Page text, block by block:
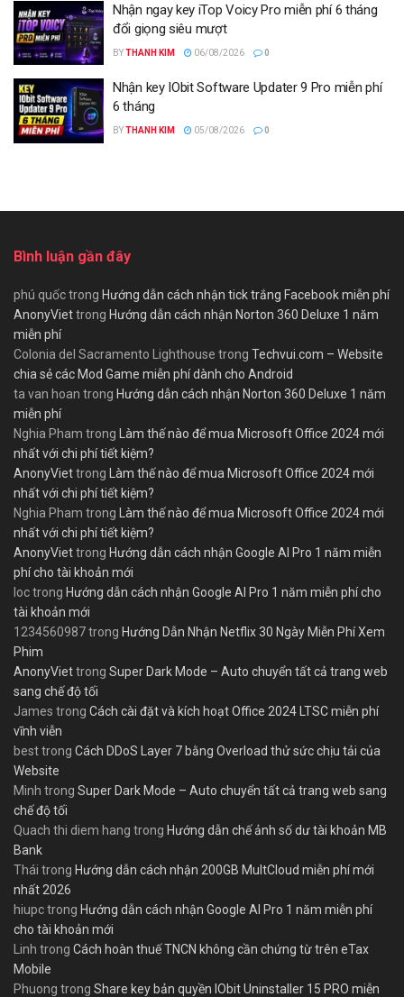
Nhận ngay key iTop Voicy Pro miễn phí 6 tháng
đổi giọng siêu mượt
BYTHANH KIM 06/08/2026 0
Nhận key IObit Software Updater 9 Pro miễn phí
6 tháng
BYTHANH KIM 05/08/2026 0
Bình luận gần đây
phú quốctrong Hướng dẫn cách nhận tick trắng Facebook miễn phí
AnonyViettrong Hướng dẫn cách nhận Norton 360 Deluxe 1 năm
miễn phí
Colonia del Sacramento Lighthouse trong Techvui.com – Website
chia sẻ các Mod Game miễn phí dành cho Android
ta van hoan trong Hướng dẫn cách nhận Norton 360 Deluxe 1 năm
miễn phí
Nghia Pham trong Làm thế nào để mua Microsoft Office 2024 mới
nhất với chi phí tiết kiệm?
AnonyViettrong Làm thế nào để mua Microsoft Office 2024 mới
nhất với chi phí tiết kiệm?
Nghia Pham trong Làm thế nào để mua Microsoft Office 2024 mới
nhất với chi phí tiết kiệm?
AnonyViettrong Hướng dẫn cách nhận Google AI Pro 1 năm miễn
phí cho tài khoản mới
loctrong Hướng dẫn cách nhận Google AI Pro 1 năm miễn phí cho
tài khoản mới
1234560987trong Hướng Dẫn Nhận Netflix 30 Ngày Miễn Phí Xem
Phim
AnonyViettrong Super Dark Mode – Auto chuyển tất cả trang web
sang chế độ tối
James trong Cách cài đặt và kích hoạt Office 2024 LTSC miễn phí
vĩnh viễn
besttrong Cách DDoS Layer 7 bằng Overload thử sức chịu tải của
Website
Minh trong Super Dark Mode – Auto chuyển tất cả trang web sang
chế độ tối
Quach thi diem hang trong Hướng dẫn chế ảnh số dư tài khoản MB
Bank
Thái trong Hướng dẫn cách nhận 200GB MultCloud miễn phí mới
nhất 2026
hiupctrong Hướng dẫn cách nhận Google AI Pro 1 năm miễn phí
cho tài khoản mới
Linh trong Cách hoàn thuế TNCN không cần chứng từ trên eTax
Mobile
Phuong trong Share key bản quyền IObit Uninstaller 15 PRO miễn